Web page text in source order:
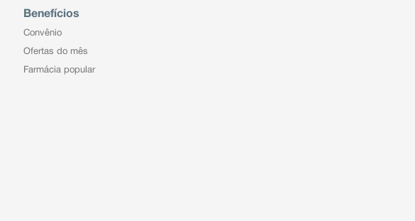
Benefícios
Convênio
Ofertas do mês
Farmácia popular